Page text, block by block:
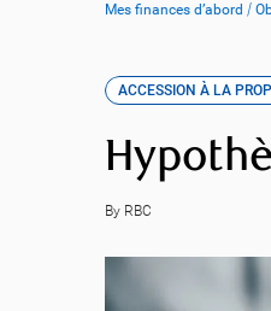
Mes finances d’abord /
ACCESSION À LA
By RBC